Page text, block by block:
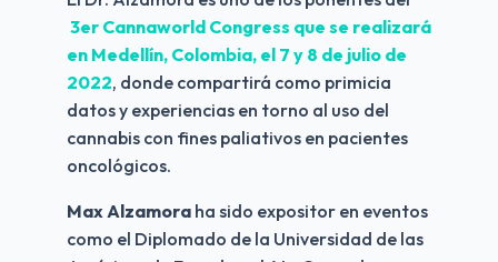
3er Cannaworld Congress que se realizará
en Medellín, Colombia, el 7 y 8 de julio de
2022, donde compartirá como primicia
datos y experiencias en torno al uso del
cannabis con fines paliativos en pacientes
oncológicos.
Max Alzamora ha sido expositor en eventos
como el Diplomado de la Universidad de las